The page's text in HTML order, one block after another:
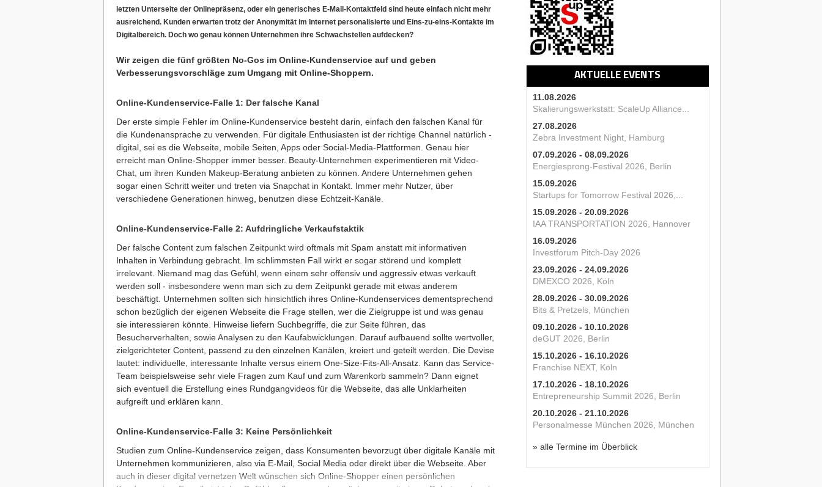
AKTUELLE EVENTS
11.08.2026
Skalierungswerkstatt: ScaleUp Alliance...
27.08.2026
Zebra Investment Night, Hamburg
07.09.2026 - 08.09.2026
Energiesprong-Festival 2026, Berlin
15.09.2026
Startups for Tomorrow Festival 2026,...
15.09.2026 - 20.09.2026
IAA TRANSPORTATION 2026, Hannover
16.09.2026
Investforum Pitch-Day 2026
23.09.2026 - 24.09.2026
DMEXCO 2026, Köln
28.09.2026 - 30.09.2026
Bits & Pretzels, München
09.10.2026 - 10.10.2026
deGUT 2026, Berlin
15.10.2026 - 16.10.2026
Franchise NEXT, Köln
17.10.2026 - 18.10.2026
Entrepreneurship Summit 2026, Berlin
20.10.2026 - 21.10.2026
Personalmesse München 2026, München
» alle Termine im Überblick
letzten Unterseite der Onlinepräsenz, oder ein generisches E-Mail-Kontaktfeld sind heute einfach nicht mehr
ausreichend. Kunden erwarten trotz der Anonymität im Internet personalisierte und Eins-zu-eins-Kontakte im
Digitalbereich. Doch wo genau können Unternehmen ihre Schwachstellen aufdecken?
Wir zeigen die fünf größten No-Gos im Online-Kundenservice auf und geben
Verbesserungsvorschläge zum Umgang mit Online-Shoppern.
Online-Kundenservice-Falle 1: Der falsche Kanal
Der erste simple Fehler im Online-Kundenservice besteht darin, einfach den falschen Kanal für
die Kundenansprache zu verwenden. Für digitale Enthusiasten ist der richtige Channel natürlich -
digital, sei es die Webseite, mobile Seiten, Apps oder Social-Media-Plattformen. Genau hier
erreicht man Online-Shopper immer besser. Beauty-Unternehmen experimentieren mit Video-
Chat, um ihren Kunden Makeup-Beratung anbieten zu können. Andere Unternehmen gehen
sogar einen Schritt weiter und treten via Snapchat in Kontakt. Immer mehr Nutzer, über
verschiedene Generationen hinweg, benutzen diese Echtzeit-Kanäle.
Online-Kundenservice-Falle 2: Aufdringliche Verkaufstaktik
Der falsche Content zum falschen Zeitpunkt wird oftmals mit Spam anstatt mit informativen
Inhalten in Verbindung gebracht. Im schlimmsten Fall wirkt er sogar störend und komplett
irrelevant. Niemand mag das Gefühl, wenn einem sehr offensiv und aggressiv etwas verkauft
werden soll - insbesondere wenn man sich zu dem Zeitpunkt gerade mit etwas anderem
beschäftigt. Unternehmen sollten sich hinsichtlich ihres Online-Kundenservices dementsprechend
schon bezüglich der eigenen Webseite die Frage stellen, wer die Zielgruppe ist und was genau
sie interessieren könnte. Hinweise liefern Suchbegriffe, die zur Seite führen, das
Besucherverhalten, sowie Analysen zu den Kaufabwicklungen. Darauf aufbauend sollte wertvoller,
zielgerichteter Content, passend zu den einzelnen Kanälen, kreiert und geteilt werden. Die Devise
lautet: individuelle, interessante Inhalte versus einem One-Size-Fits-All-Ansatz. Kann das Service-
Team beispielsweise sehr viele Fragen zum Kauf und zum Warenkorb sammeln? Dann eignet
sich eventuell die Erstellung eines Rundgangvideos für die Webseite, das alle Unklarheiten
aufgreift und erklären kann.
Online-Kundenservice-Falle 3: Keine Persönlichkeit
Studien zum Online-Kundenservice zeigen, dass Konsumenten bevorzugt über digitale Kanäle mit
Unternehmen kommunizieren, also via E-Mail, Social Media oder direkt über die Webseite. Aber
auch in dieser digital vernetzen Welt wünschen sich Online-Shopper einen persönlichen